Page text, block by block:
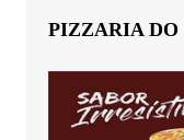
PIZZARIA